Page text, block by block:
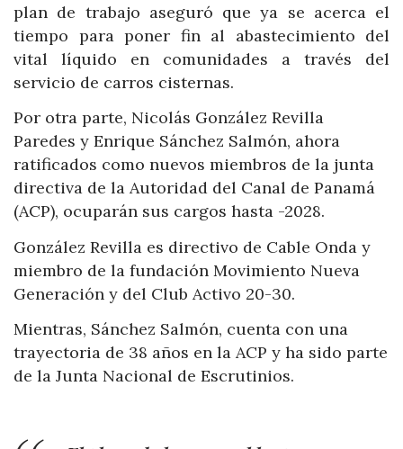
plan de trabajo aseguró que ya se acerca el
tiempo para poner fin al abastecimiento del
vital líquido en comunidades a través del
servicio de carros cisternas.
Por otra parte, Nicolás González Revilla
Paredes y Enrique Sánchez Salmón, ahora
ratificados como nuevos miembros de la junta
directiva de la Autoridad del Canal de Panamá
(ACP), ocuparán sus cargos hasta -2028.
González Revilla es directivo de Cable Onda y
miembro de la fundación Movimiento Nueva
Generación y del Club Activo 20-30.
Mientras, Sánchez Salmón, cuenta con una
trayectoria de 38 años en la ACP y ha sido parte
de la Junta Nacional de Escrutinios.